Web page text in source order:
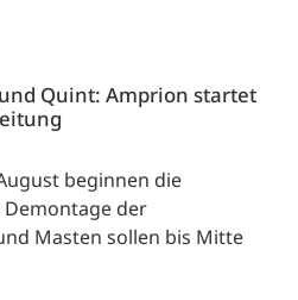
Quint: Amprion startet
beginnen die
der
Masten sollen bis Mitte